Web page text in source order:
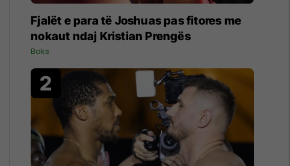
Fjalët e para të Joshuas pas fitores me
nokaut ndaj Kristian Prengës
Boks